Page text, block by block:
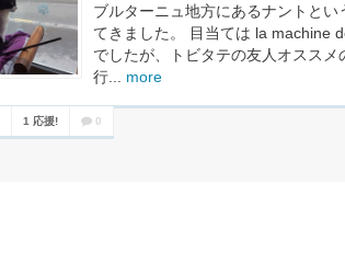
ブルターニュ地方にあるナントとい
てきました。 目当ては la machine
でしたが、トビタテの友人オススメ
行... more
1 応援! 0